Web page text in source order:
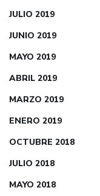
JULIO 2019
JUNIO 2019
MAYO 2019
ABRIL 2019
MARZO 2019
ENERO 2019
OCTUBRE 2018
JULIO 2018
MAYO 2018